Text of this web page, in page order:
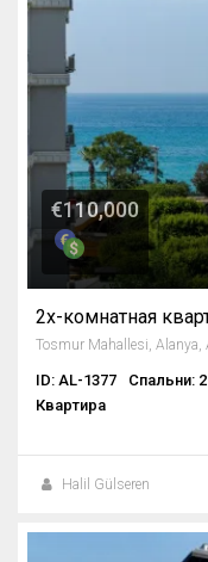
€110,000
ID: AL-1377 Спальни: 2
Квартира
Halil Gülseren